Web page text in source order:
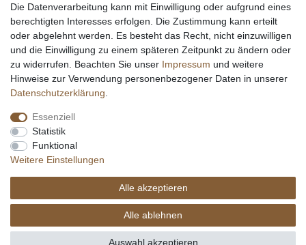
Messerarten
Klingenformen
Holzarten
Impressum Daten­schutz­erklärung AGB
Widerrufs­recht
© Copyright Alle Preisangaben sind inkl. gesetzlicher Mehrwertsteuer und zzgl.
Die Datenverarbeitung kann mit Einwilligung oder aufgrund eines
berechtigten Interesses erfolgen. Die Zustimmung kann erteilt
oder abgelehnt werden. Es besteht das Recht, nicht einzuwilligen
und die Einwilligung zu einem späteren Zeitpunkt zu ändern oder
zu widerrufen. Beachten Sie unser Impressum und weitere
Hinweise zur Verwendung personenbezogener Daten in unserer
Daten­schutz­erklärung
Essenziell
Statistik
Funktional
Weitere Einstellungen
Alle akzeptieren
Alle ablehnen
Auswahl akzeptieren